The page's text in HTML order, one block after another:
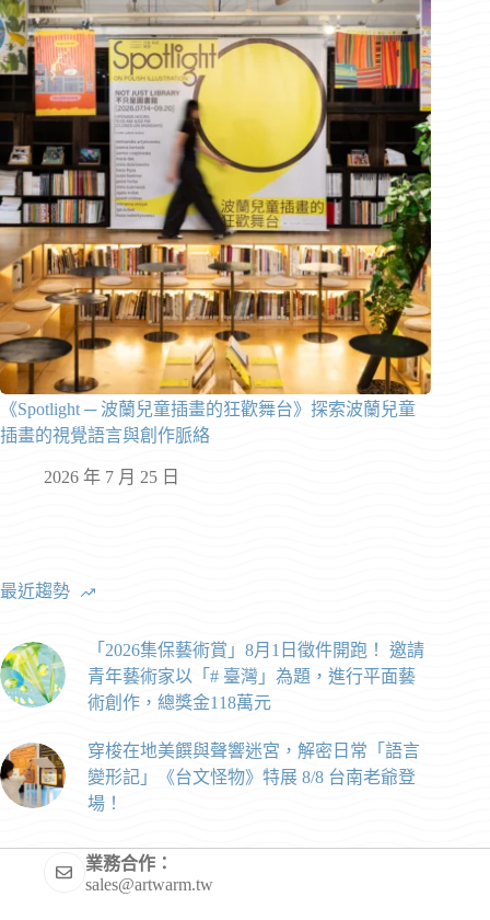
《Spotlight ─ 波蘭兒童插畫的狂歡舞台》探索波蘭兒童
插畫的視覺語言與創作脈絡
2026 年 7 月 25 日
最近趨勢
「2026集保藝術賞」8月1日徵件開跑！ 邀請
青年藝術家以「# 臺灣」為題，進行平面藝
術創作，總獎金118萬元
穿梭在地美饌與聲響迷宮，解密日常「語言
變形記」《台文怪物》特展 8/8 台南老爺登
場！
業務合作：
sales@artwarm.tw